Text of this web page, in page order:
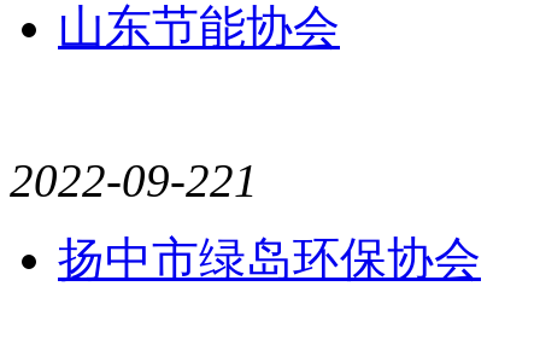
山东节能协会
2022-09-221
扬中市绿岛环保协会